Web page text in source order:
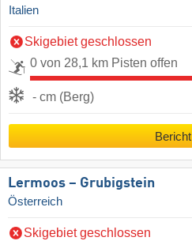
Italien
Skigebiet geschlossen
0 von 28,1 km Pisten offen
- cm (Berg)
Bericht
Lermoos – Grubigstein
Österreich
Skigebiet geschlossen